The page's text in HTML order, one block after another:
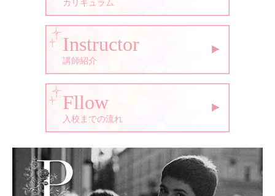
カリキュラム
Instructor
講師紹介
Fllow
入校までの流れ